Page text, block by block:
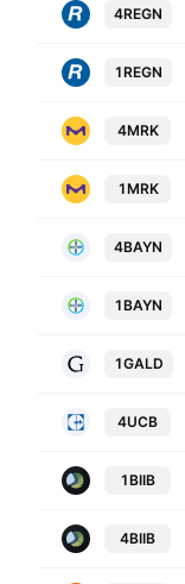
4REGN
1REGN
4MRK
1MRK
4BAYN
1BAYN
1GALD
4UCB
1BIIB
4BIIB